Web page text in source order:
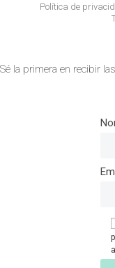
Política de
Sé la primera en recibir